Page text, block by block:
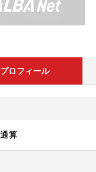
プロフィール
算